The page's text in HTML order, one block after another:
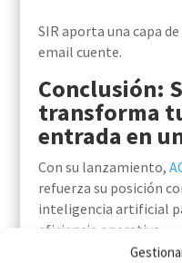
SIR aporta una capa
email cuente.
Conclusión:
transforma
entrada en
Con su lanzamiento,
refuerza su posición
inteligencia artificial
eficiencia operativa.
SIR, plataforma IA de